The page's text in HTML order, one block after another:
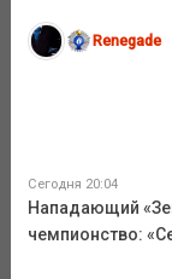
Renegade
Сегодня 20:04
Нападающий
чемпионство: